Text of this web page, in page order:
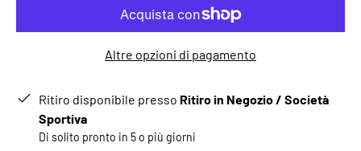
Altre opzioni di pagamento
Ritiro disponibile presso Ritiro in Negozio / Società
Sportiva
Di solito pronto in 5 o più giorni